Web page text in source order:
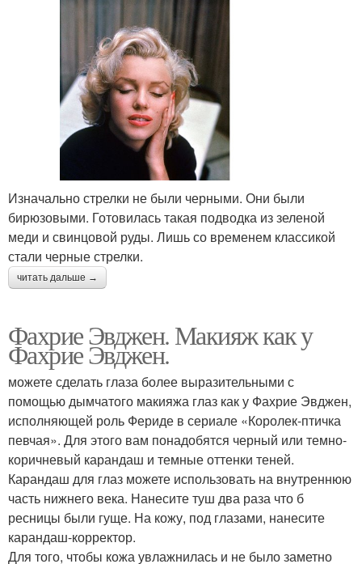
Изначально стрелки не были черными. Они были
бирюзовыми. Готовилась такая подводка из зеленой
меди и свинцовой руды. Лишь со временем классикой
стали черные стрелки.
читать дальше →
Фахрие Эвджен. Макияж как у
Фахрие Эвджен.
можете сделать глаза более выразительными с
помощью дымчатого макияжа глаз как у Фахрие Эвджен,
исполняющей роль Фериде в сериале «Королек-птичка
певчая». Для этого вам понадобятся черный или темно-
коричневый карандаш и темные оттенки теней.
Карандаш для глаз можете использовать на внутреннюю
часть нижнего века. Нанесите туш два раза что б
ресницы были гуще. На кожу, под глазами, нанесите
карандаш-корректор.
Для того, чтобы кожа увлажнилась и не было заметно